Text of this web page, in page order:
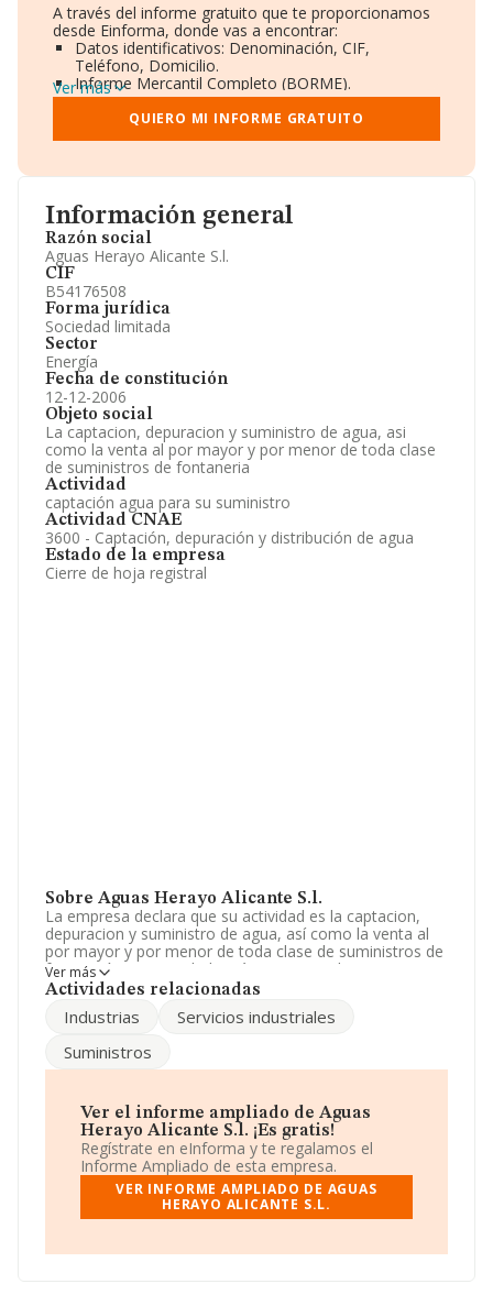
Información general
Razón social
Aguas Herayo Alicante S.l.
CIF
B54176508
Forma jurídica
Sociedad limitada
Sector
Energía
Fecha de constitución
12-12-2006
Objeto social
La captacion, depuracion y suministro de agua, asi
como la venta al por mayor y por menor de toda clase
de suministros de fontaneria
Actividad
captación agua para su suministro
Actividad CNAE
3600 - Captación, depuración y distribución de agua
Estado de la empresa
Cierre de hoja registral
Sobre Aguas Herayo Alicante S.l.
La empresa declara que su actividad es la captacion,
depuracion y suministro de agua, así como la venta al
por mayor y por menor de toda clase de suministros de
fontanería. La sociedad está inscrita en el Registro
Mercantil como Sociedad Limitada. Su CNAE
y distribución de agua'. La compañía no tiene actividad
Para comunicarse con sus oficinas, el número de
La empresa españolaAguas Herayo Alicante S.L
número de identificación fiscal B54176508, está situada
en Calle San Fernando núm. 53 Plt 3 D, (03001),
Alicante, Comunidad Valenciana.
En base a la información de la que dispone INFORMA
asciende a 8.617 millones de euros y se estima que el
Ver más
Actividades relacionadas
Industrias
Servicios industriales
Suministros
Ver el informe ampliado de Aguas
Herayo Alicante S.l. ¡Es gratis!
Regístrate en eInforma y te regalamos el
Informe Ampliado de esta empresa.
VER INFORME AMPLIADO DE AGUAS
HERAYO ALICANTE S.L.
A través del informe gratuito que te proporcionamos
desde Einforma, donde vas a encontrar:
Datos identificativos: Denominación, CIF,
Teléfono, Domicilio.
Informe Mercantil Completo (BORME).
Gráficos de Evolución Ventas y Empleados.
Consejo de Administración y Administradores.
Directivos y Ejecutivos.
Información oficial y registral complementaria.
Ver más
QUIERO MI INFORME GRATUITO